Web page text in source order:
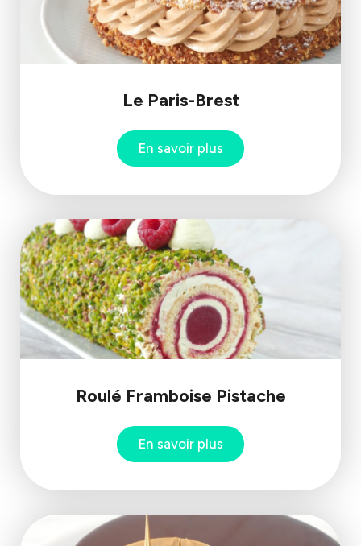
Le Paris-Brest
En savoir plus
Roulé Framboise Pistache
En savoir plus